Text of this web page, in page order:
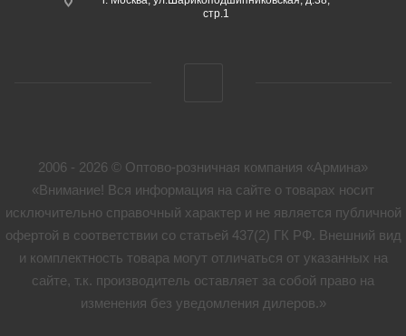
стр.1
2006 - 2026 © Оптово-розничная компания «Армина»
«Внимание! Вся информация на сайте о товарах носит
исключительно справочный характер и не является публичной
офертой в соответствии со статьей 437(2) ГК РФ. Внешний вид
и комплектность товара могут отличаться от указанных на
сайте, т.к. производитель оставляет за собой право на
изменения без уведомления дилеров.»